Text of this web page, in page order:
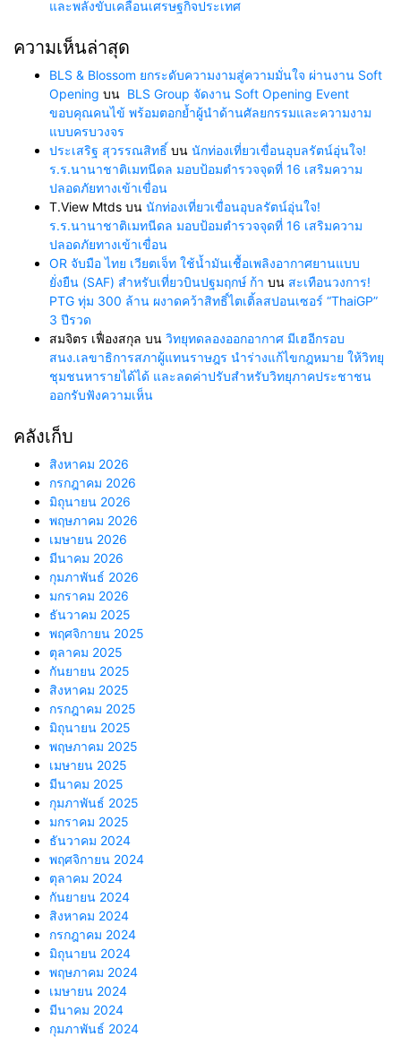
และพลังขับเคลื่อนเศรษฐกิจประเทศ
ความเห็นล่าสุด
BLS & Blossom ยกระดับความงามสู่ความมั่นใจ ผ่านงาน Soft
Opening บน BLS Group จัดงาน Soft Opening Event
ขอบคุณคนไข้ พร้อมตอกย้ำผู้นำด้านศัลยกรรมและความงาม
แบบครบวงจร
ประเสริฐ สุวรรณสิทธิ์ บน นักท่องเที่ยวเขื่อนอุบลรัตน์อุ่นใจ!
ร.ร.นานาชาติเมทนีดล มอบป้อมตำรวจจุดที่ 16 เสริมความ
ปลอดภัยทางเข้าเขื่อน
T.View Mtds บน นักท่องเที่ยวเขื่อนอุบลรัตน์อุ่นใจ!
ร.ร.นานาชาติเมทนีดล มอบป้อมตำรวจจุดที่ 16 เสริมความ
ปลอดภัยทางเข้าเขื่อน
OR จับมือ ไทย เวียตเจ็ท ใช้น้ำมันเชื้อเพลิงอากาศยานแบบ
ยั่งยืน (SAF) สำหรับเที่ยวบินปฐมฤกษ์ ก้า บน สะเทือนวงการ!
PTG ทุ่ม 300 ล้าน ผงาดคว้าสิทธิ์ไตเติ้ลสปอนเซอร์ “ThaiGP”
3 ปีรวด
สมจิตร เฟื่องสกุล บน วิทยุทดลองออกอากาศ มีเฮอีกรอบ
สนง.เลขาธิการสภาผู้แทนราษฎร นำร่างแก้ไขกฎหมาย ให้วิทยุ
ชุมชนหารายได้ได้ และลดค่าปรับสำหรับวิทยุภาคประชาชน
ออกรับฟังความเห็น
คลังเก็บ
สิงหาคม 2026
กรกฎาคม 2026
มิถุนายน 2026
พฤษภาคม 2026
เมษายน 2026
มีนาคม 2026
กุมภาพันธ์ 2026
มกราคม 2026
ธันวาคม 2025
พฤศจิกายน 2025
ตุลาคม 2025
กันยายน 2025
สิงหาคม 2025
กรกฎาคม 2025
มิถุนายน 2025
พฤษภาคม 2025
เมษายน 2025
มีนาคม 2025
กุมภาพันธ์ 2025
มกราคม 2025
ธันวาคม 2024
พฤศจิกายน 2024
ตุลาคม 2024
กันยายน 2024
สิงหาคม 2024
กรกฎาคม 2024
มิถุนายน 2024
พฤษภาคม 2024
เมษายน 2024
มีนาคม 2024
กุมภาพันธ์ 2024